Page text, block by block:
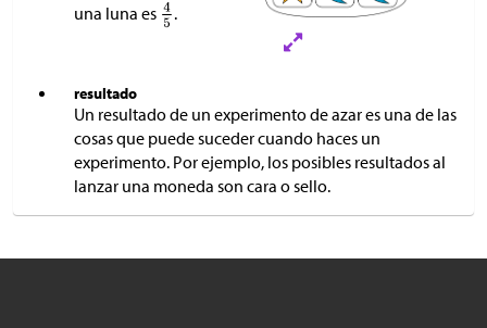
una luna es
.
resultado
Un resultado de un experimento de azar es una de las
cosas que puede suceder cuando haces un
experimento. Por ejemplo, los posibles resultados al
lanzar una moneda son cara o sello.